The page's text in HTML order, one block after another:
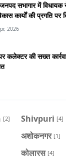
जनपद सभागार में विधायक
कार्यों की प्रगति पर
2026
कलेक्टर की सख्त
[2] Shivpuri [4]
अशोकनगर [1]
कोलारस [4]